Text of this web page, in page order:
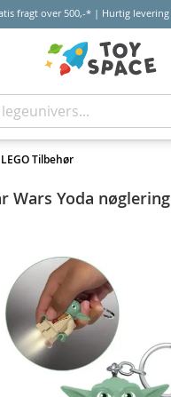
fragt over 500,-* | Hurtig
LEGO Tilbehør
Wars Yoda